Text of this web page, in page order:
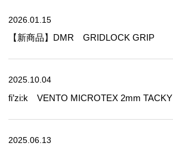
2026.01.15
【新商品】DMR GRIDLOCK GRIP
2025.10.04
fi’zi:k VENTO MICROTEX 2mm TACKY
2025.06.13